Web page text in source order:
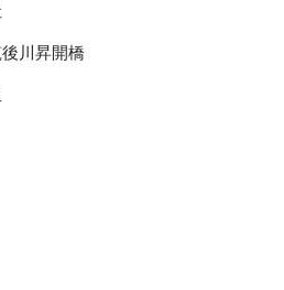
川昇開橋